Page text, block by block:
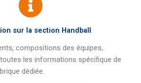
sur la section Handball
compositions des équipes,
les informations spécifique de
dédiée.